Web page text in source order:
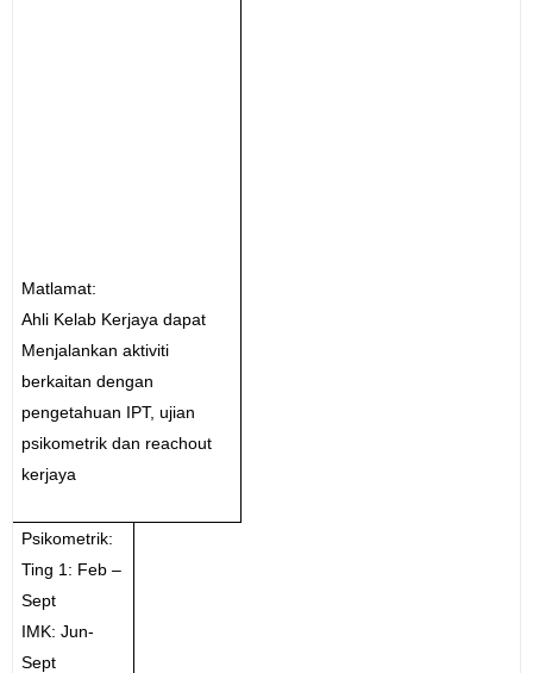
Matlamat:
Ahli Kelab Kerjaya dapat
Menjalankan aktiviti
berkaitan dengan
pengetahuan IPT, ujian
psikometrik dan reachout
kerjaya
Psikometrik:
Ting 1: Feb –
Sept
IMK: Jun-
Sept